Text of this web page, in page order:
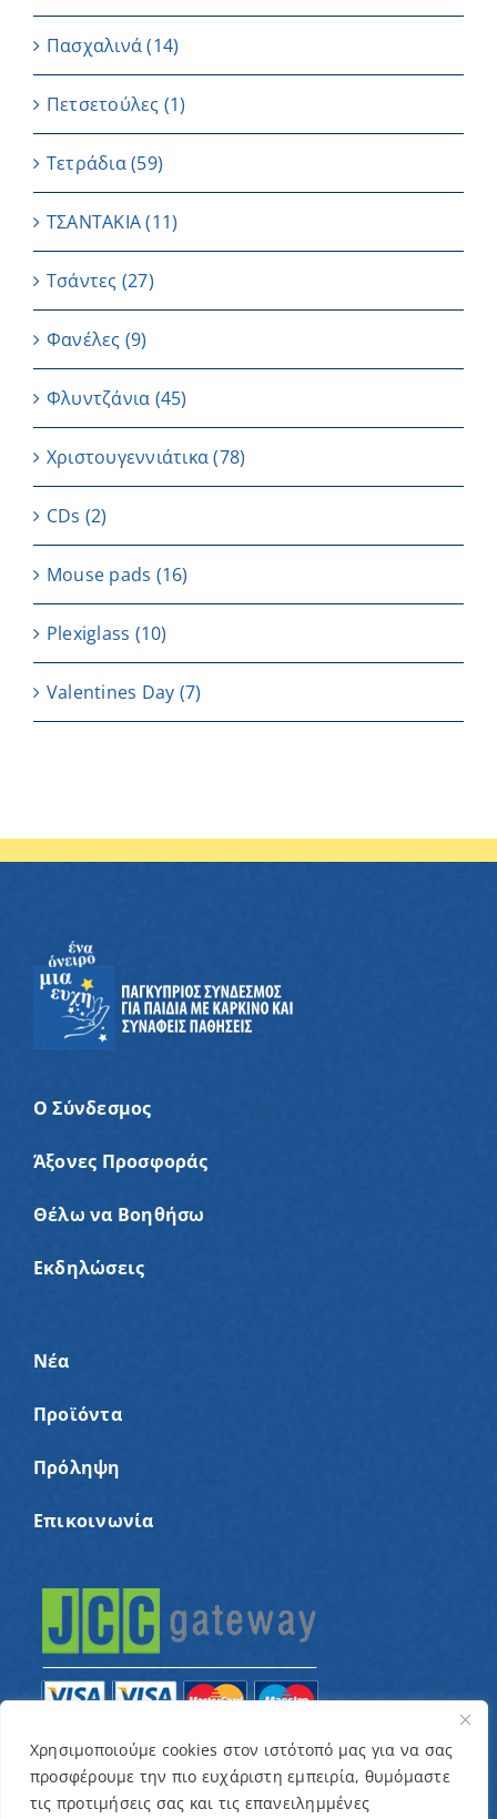
Χρησιμοποιούμε cookies στον ιστότοπό μας για να σας
προσφέρουμε την πιο ευχάριστη εμπειρία, θυμόμαστε
τις προτιμήσεις σας και τις επανειλημμένες
Πασχαλινά (14)
Πετσετούλες (1)
Τετράδια(59)
ΤΣΑΝΤΑΚΙΑ (11)
Τσάντες (27)
Φανέλες (9)
Φλυντζάνια (45)
Χριστουγεννιάτικα(78)
CDs (2)
Μouse pads (16)
Plexiglass (10)
Valentines Day (7)
Ο Σύνδεσμος
Άξονες Προσφοράς
Θέλω να Βοηθήσω
Εκδηλώσεις
Νέα
Προϊόντα
Πρόληψη
Επικοινωνία
© Copyright 2022 – Παγκύπριος Σύνδεσμος για